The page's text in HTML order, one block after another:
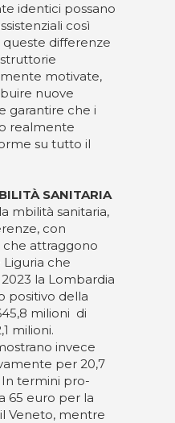
identici possano
così
differenze
motivate,
nuove
garantire che i
realmente
su tutto il
SANITARIA
mbilità sanitaria,
con
attraggono
che
la Lombardia
positivo della
milioni di
milioni.
invece
per 20,7
In termini pro-
65 euro per la
Veneto, mentre